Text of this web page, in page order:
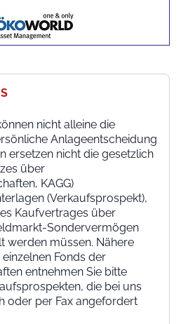
nicht alleine die
Anlageentscheidung
ersetzen nicht die gesetzlich
über
KAGG)
(Verkaufsprospekt),
Kaufvertrages über
Sondervermögen
werden müssen. Nähere
Fonds der
entnehmen Sie bitte
die bei uns
oder per Fax angefordert